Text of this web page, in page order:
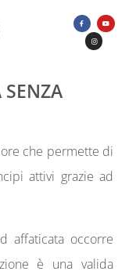
SENZA
che permette di
attivi grazie ad
affaticata occorre
è una valida